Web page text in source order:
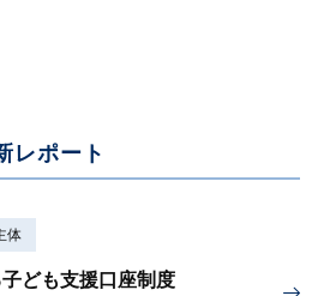
レポート
体
ども支援口座制度